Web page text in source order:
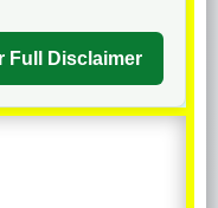
Disclaimer 👉